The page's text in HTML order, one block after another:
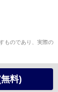
ものであり、実際の
料)